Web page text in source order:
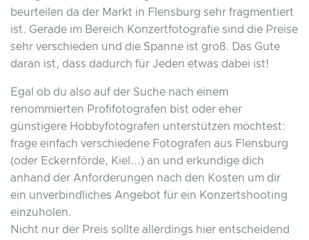
beurteilen da der Markt in Flensburg sehr fragmentiert
ist. Gerade im Bereich Konzertfotografie sind die Preise
sehr verschieden und die Spanne ist groß. Das Gute
daran ist, dass dadurch für Jeden etwas dabei ist!
Egal ob du also auf der Suche nach einem
renommierten Profifotografen bist oder eher
günstigere Hobbyfotografen unterstützen möchtest:
frage einfach verschiedene Fotografen aus Flensburg
(oder Eckernförde, Kiel...) an und erkundige dich
anhand der Anforderungen nach den Kosten um dir
ein unverbindliches Angebot für ein Konzertshooting
einzuholen.
Nicht nur der Preis sollte allerdings hier entscheidend